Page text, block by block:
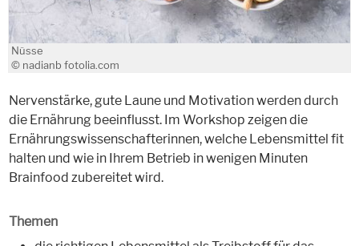
Nüsse
© nadianb fotolia.com
Nervenstärke, gute Laune und Motivation werden durch
die Ernährung beeinflusst. Im Workshop zeigen die
Ernährungswissenschafterinnen, welche Lebensmittel fit
halten und wie in Ihrem Betrieb in wenigen Minuten
Brainfood zubereitet wird.
Themen